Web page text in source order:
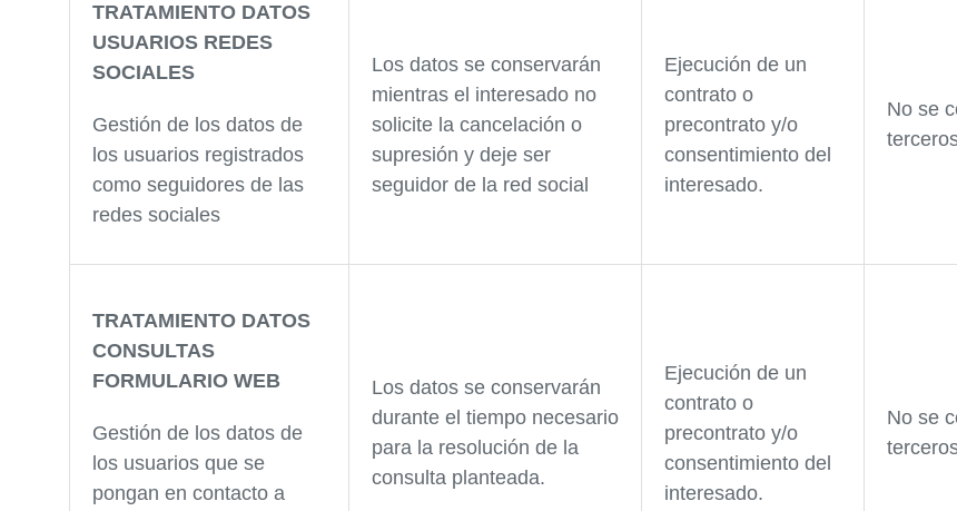
TRATAMIENTO DATOS
USUARIOS REDES
SOCIALES
Gestión de los datos de
los usuarios registrados
como seguidores de las
redes sociales
Los datos se conservarán
mientras el interesado no
solicite la cancelación o
supresión y deje ser
seguidor de la red social
Ejecución de un
contrato o
precontrato y/o
consentimiento del
interesado.
No se
TRATAMIENTO DATOS
CONSULTAS
FORMULARIO WEB
Gestión de los datos de
los usuarios que se
pongan en contacto a
Los datos se conservarán
durante el tiempo necesario
para la resolución de la
consulta planteada.
Ejecución de un
contrato o
precontrato y/o
consentimiento del
interesado.
No se